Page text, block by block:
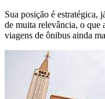
Sua posição é estratégica,
de muita relevância, o que
viagens de ônibus ainda